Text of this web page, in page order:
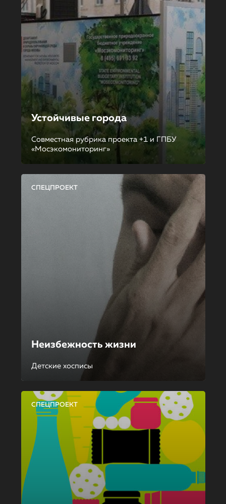
Устойчивые города
Совместная рубрика проекта +1 и ГПБУ
«Мосэкомониторинг»
СПЕЦПРОЕКТ
Неизбежность жизни
Детские хосписы
СПЕЦПРОЕКТ